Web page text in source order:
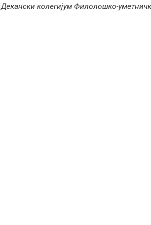
Декански колегијум Филолошко-